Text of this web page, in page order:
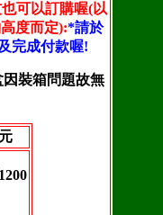
可以訂購喔(以
度而定):*請於
完成付款喔!
裝箱問題故無